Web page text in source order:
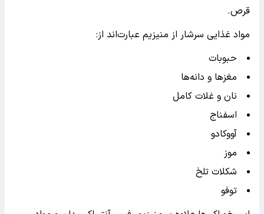
قرص.
مواد غذایی سرشار از منیزیم عبارت‌اند از:
حبوبات
مغزها و دانه‌ها
نان و غلات کامل
اسفناج
آووکادو
موز
شکلات تلخ
توفو